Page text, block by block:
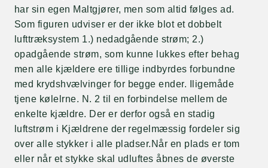
har sin egen Maltgjører, men som altid følges ad.
Som figuren udviser er der ikke blot et dobbelt
lufttræksystem 1.) nedadgående strøm; 2.)
opadgående strøm, som kunne lukkes efter behag
men alle kjældere ere tillige indbyrdes forbundne
med krydshvælvinger for begge ender. Iligemåde
tjene kølelrne. N. 2 til en forbindelse mellem de
enkelte kjældre. Der er derfor også en stadig
luftstrøm i Kjældrene der regelmæssig fordeler sig
over alle stykker i alle pladser.Når en plads er tom
eller når et stykke skal udluftes åbnes de øverste